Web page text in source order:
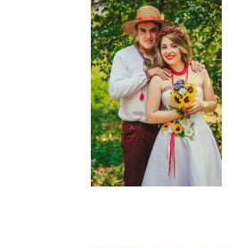
прапор